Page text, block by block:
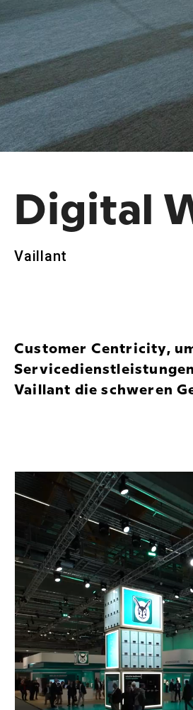
Digital
Vaillant
Customer Centricity,
Vaillant die schweren